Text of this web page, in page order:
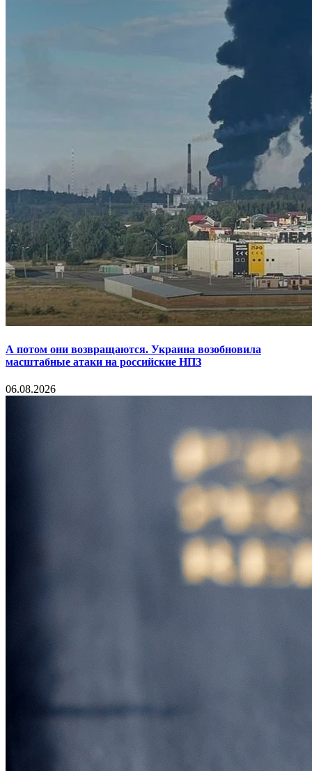
А потом они возвращаются. Украина возобновила
масштабные атаки на российские НПЗ
06.08.2026